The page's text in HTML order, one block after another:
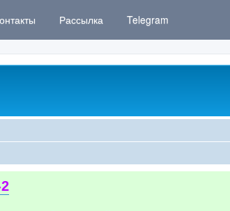
Рассылка Telegram